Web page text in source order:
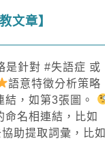
文章】
是針對 #失語症 或
語意特徵分析策略
結，如第3張圖。
命名相連結，比如
助提取詞彙，比如